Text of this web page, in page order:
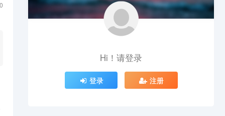
0
Hi！请登录
登录 注册